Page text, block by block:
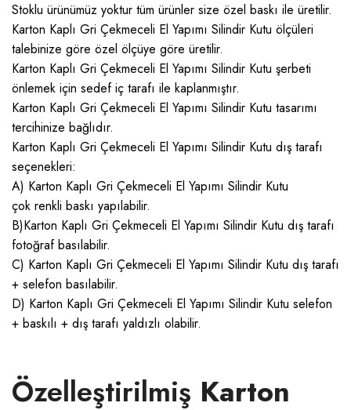
Stoklu ürünümüz yoktur tüm ürünler size özel baskı ile üretilir.
Karton Kaplı Gri Çekmeceli El Yapımı Silindir Kutu ölçüleri
talebinize göre özel ölçüye göre üretilir.
Karton Kaplı Gri Çekmeceli El Yapımı Silindir Kutu şerbeti
önlemek için sedef iç tarafı ile kaplanmıştır.
Karton Kaplı Gri Çekmeceli El Yapımı Silindir Kutu tasarımı
tercihinize bağlıdır.
Karton Kaplı Gri Çekmeceli El Yapımı Silindir Kutu dış tarafı
seçenekleri:
A) Karton Kaplı Gri Çekmeceli El Yapımı Silindir Kutu
çok renkli baskı yapılabilir.
B)Karton Kaplı Gri Çekmeceli El Yapımı Silindir Kutu dış tarafı
fotoğraf basılabilir.
C) Karton Kaplı Gri Çekmeceli El Yapımı Silindir Kutu dış tarafı
+ selefon basılabilir.
D) Karton Kaplı Gri Çekmeceli El Yapımı Silindir Kutu selefon
+ baskılı + dış tarafı yaldızlı olabilir.
Özelleştirilmiş Karton